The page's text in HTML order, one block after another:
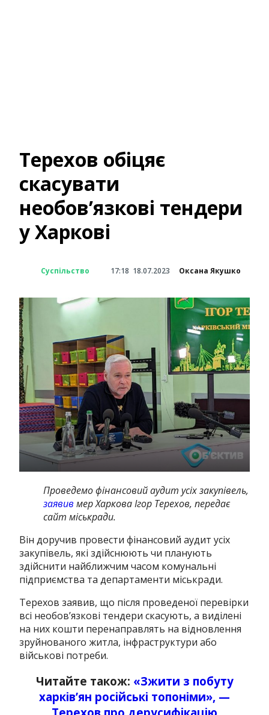
Терехов обіцяє
скасувати
необов’язкові тендери
у Харкові
Суспільство 17:18 18.07.2023 Оксана Якушко
Проведемо фінансовий аудит усіх закупівель,
заявив мер Харкова Ігор Терехов, передає
сайт міськради.
Він доручив провести фінансовий аудит усіх
закупівель, які здійснюють чи планують
здійснити найближчим часом комунальні
підприємства та департаменти міськради.
Терехов заявив, що після проведеної перевірки
всі необов’язкові тендери скасують, а виділені
на них кошти перенаправлять на відновлення
зруйнованого житла, інфраструктури або
військові потреби.
Читайте також: «Зжити з побуту
харків’ян російські топоніми», —